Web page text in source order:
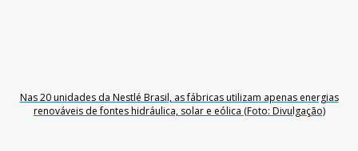
Nas 20 unidades da Nestlé Brasil, as fábricas utilizam apenas energias
renováveis de fontes hidráulica, solar e eólica (Foto: Divulgação)